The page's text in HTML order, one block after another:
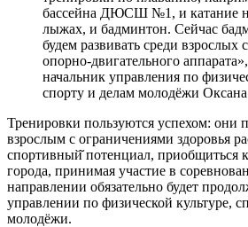
бассейна ДЮСШ №1, и катание
лыжах, и бадминтон. Сейчас
будем развивать среди взрослых
опорно-двигательного аппарата»,
начальник управления по
спорту и делам молодёжи
Тренировки пользуются успехом: они
взрослым с ограничениями здоровья
спортивный̆ потенциал, приобщиться
города, принимая участие в
направлении обязательно будет
управлении по физической культуре,
молодёжи.